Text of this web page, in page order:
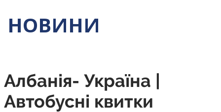
НОВИНИ
Албанія- Україна |
Автобусні квитки